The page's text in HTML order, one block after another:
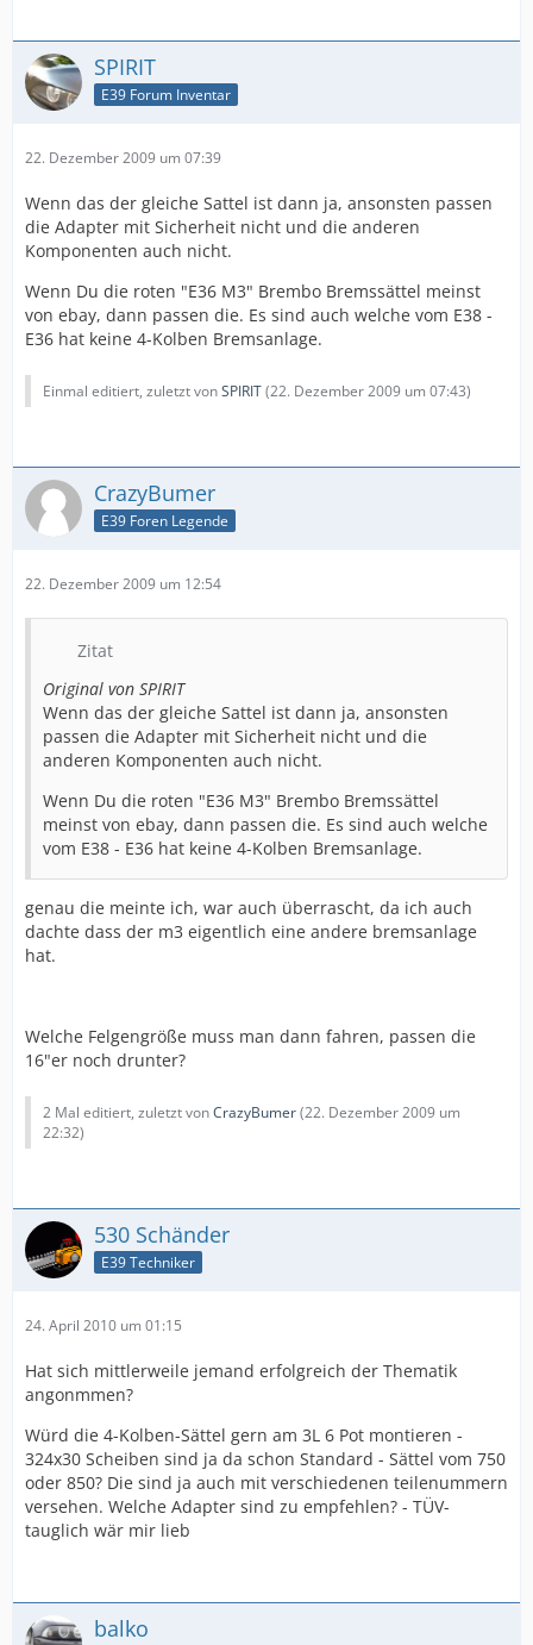
SPIRIT
E39 Forum Inventar
22. Dezember 2009 um 07:39
Wenn das der gleiche Sattel ist dann ja, ansonsten passen
die Adapter mit Sicherheit nicht und die anderen
Komponenten auch nicht.
Wenn Du die roten "E36 M3" Brembo Bremssättel meinst
von ebay, dann passen die. Es sind auch welche vom E38 -
E36 hat keine 4-Kolben Bremsanlage.
Einmal editiert, zuletzt vonSPIRIT(22. Dezember 2009 um 07:43)
CrazyBumer
E39 Foren Legende
22. Dezember 2009 um 12:54
Zitat
Original von SPIRIT
Wenn das der gleiche Sattel ist dann ja, ansonsten
passen die Adapter mit Sicherheit nicht und die
anderen Komponenten auch nicht.
Wenn Du die roten "E36 M3" Brembo Bremssättel
meinst von ebay, dann passen die. Es sind auch welche
vom E38 - E36 hat keine 4-Kolben Bremsanlage.
genau die meinte ich, war auch überrascht, da ich auch
dachte dass der m3 eigentlich eine andere bremsanlage
hat.
Welche Felgengröße muss man dann fahren, passen die
16"er noch drunter?
2 Mal editiert, zuletzt vonCrazyBumer(22. Dezember 2009 um
22:32)
530 Schänder
E39 Techniker
24. April 2010 um 01:15
Hat sich mittlerweile jemand erfolgreich der Thematik
angonmmen?
Würd die 4-Kolben-Sättel gern am 3L 6 Pot montieren -
324x30 Scheiben sind ja da schon Standard - Sättel vom 750
oder 850? Die sind ja auch mit verschiedenen teilenummern
versehen. Welche Adapter sind zu empfehlen? - TÜV-
tauglich wär mir lieb
balko